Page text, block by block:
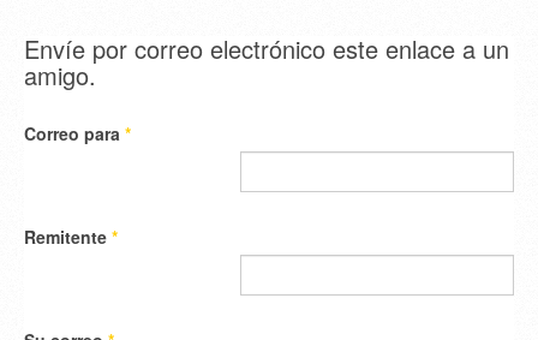
Envíe por correo electrónico este enlace a un
amigo.
Correo para *
Remitente *